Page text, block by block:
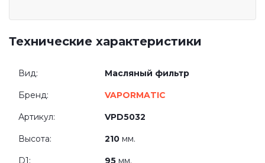
Технические характеристики
Вид: Масляный фильтр
Бренд: VAPORMATIC
Артикул: VPD5032
Высота: 210 мм.
D1: 95 мм.